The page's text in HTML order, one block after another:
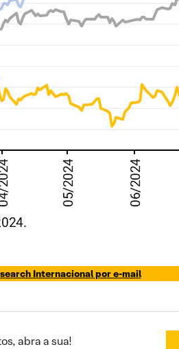
Internacional por e-mail
abra a sua!